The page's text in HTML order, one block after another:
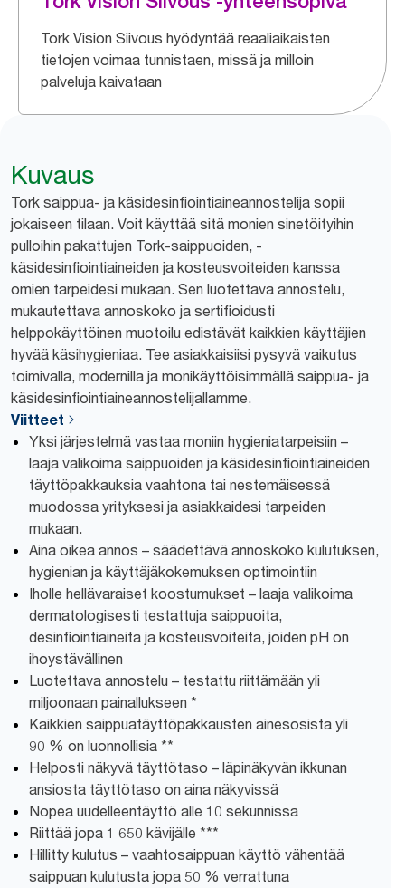
Tork Vision Siivous hyödyntää reaaliaikaisten
tietojen voimaa tunnistaen, missä ja milloin
palveluja kaivataan
Kuvaus
Tork saippua- ja käsidesinfiointiaineannostelija sopii
jokaiseen tilaan. Voit käyttää sitä monien sinetöityihin
pulloihin pakattujen Tork-saippuoiden, -
käsidesinfiointiaineiden ja kosteusvoiteiden kanssa
omien tarpeidesi mukaan. Sen luotettava annostelu,
mukautettava annoskoko ja sertifioidusti
helppokäyttöinen muotoilu edistävät kaikkien käyttäjien
hyvää käsihygieniaa. Tee asiakkaisiisi pysyvä vaikutus
toimivalla, modernilla ja monikäyttöisimmällä saippua- ja
käsidesinfiointiaineannostelijallamme.
Viitteet
Yksi järjestelmä vastaa moniin hygieniatarpeisiin –
laaja valikoima saippuoiden ja käsidesinfiointiaineiden
täyttöpakkauksia vaahtona tai nestemäisessä
muodossa yrityksesi ja asiakkaidesi tarpeiden
mukaan.
Aina oikea annos – säädettävä annoskoko kulutuksen,
hygienian ja käyttäjäkokemuksen optimointiin
Iholle hellävaraiset koostumukset – laaja valikoima
dermatologisesti testattuja saippuoita,
desinfiointiaineita ja kosteusvoiteita, joiden pH on
ihoystävällinen
Luotettava annostelu – testattu riittämään yli
miljoonaan painallukseen *
Kaikkien saippuatäyttöpakkausten ainesosista yli
90 % on luonnollisia **
Helposti näkyvä täyttötaso – läpinäkyvän ikkunan
ansiosta täyttötaso on aina näkyvissä
Nopea uudelleentäyttö alle 10 sekunnissa
Riittää jopa 1 650 kävijälle ***
Hillitty kulutus – vaahtosaippuan käyttö vähentää
saippuan kulutusta jopa 50 % verrattuna